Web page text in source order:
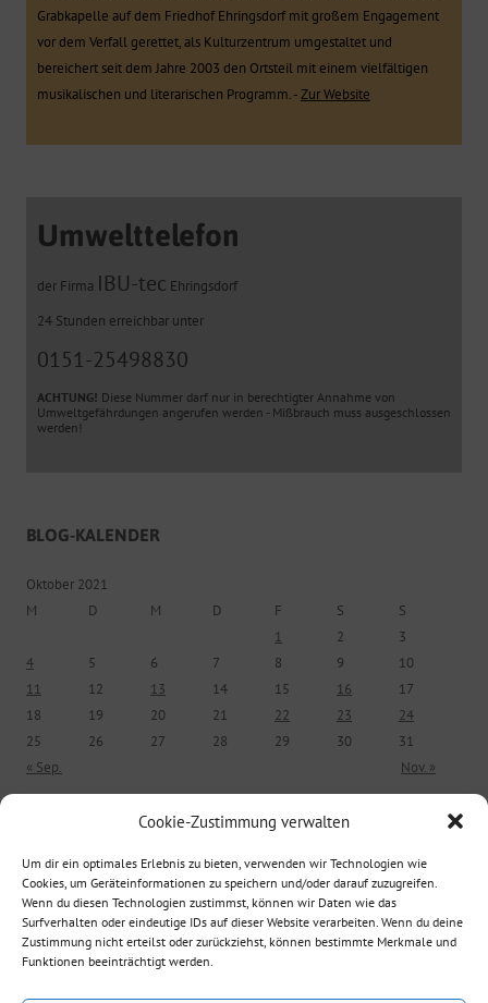
Cookie-Zustimmung verwalten
Um dir ein optimales Erlebnis zu bieten, verwenden wir Technologien wie
Cookies, um Geräteinformationen zu speichern und/oder darauf zuzugreifen.
Wenn du diesen Technologien zustimmst, können wir Daten wie das
Surfverhalten oder eindeutige IDs auf dieser Website verarbeiten. Wenn du deine
Zustimmung nicht erteilst oder zurückziehst, können bestimmte Merkmale und
Funktionen beeinträchtigt werden.
Grabkapelle auf dem Friedhof Ehringsdorf mit großem Engagement
vor dem Verfall gerettet, als Kulturzentrum umgestaltet und
bereichert seit dem Jahre 2003 den Ortsteil mit einem vielfältigen
musikalischen und literarischen Programm. -Zur Website
Umwelttelefon
der Firma IBU-tec Ehringsdorf
24 Stunden erreichbar unter
0151-25498830
ACHTUNG! Diese Nummer darf nur in berechtigter Annahme von
Umweltgefährdungen angerufen werden - Mißbrauch muss ausgeschlossen
werden!
BLOG-KALENDER
Oktober 2021
M
D M D F S
S
1
2
3
4
5 6 7 8 9
10
11
12 13 14 15 16
17
18
19 20 21 22 23
24
25
26 27 28 29 30
31
« Sep.
Nov. »
Ältere Beiträge